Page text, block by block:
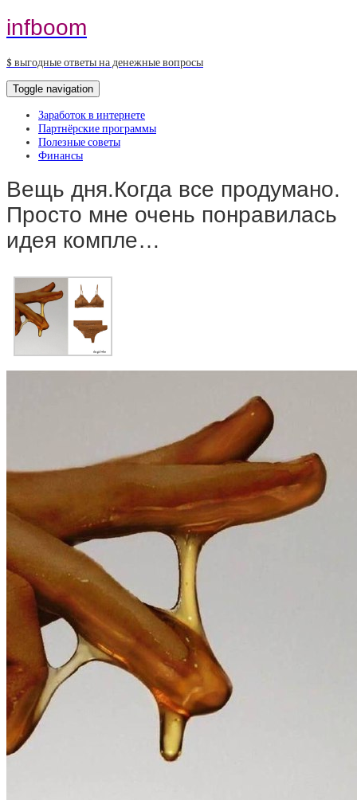
infboom
$ выгодные ответы на денежные вопросы
Toggle navigation
Заработок в интернете
Партнёрские программы
Полезные советы
Финансы
Вещь дня.Когда все продумано.
Просто мне очень понравилась
идея компле…